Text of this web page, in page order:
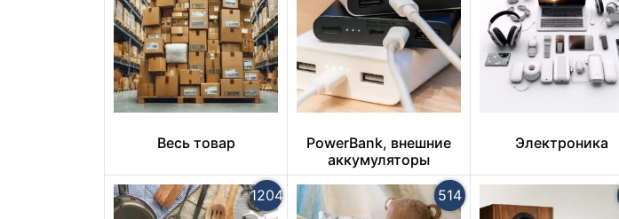
Весь товар
PowerBank, внешние
аккумуляторы
Электроника
1204
514